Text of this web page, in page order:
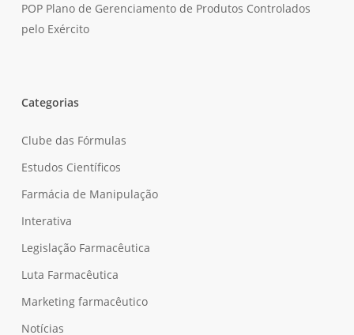
POP Plano de Gerenciamento de Produtos Controlados
pelo Exército
Categorias
Clube das Fórmulas
Estudos Científicos
Farmácia de Manipulação
Interativa
Legislação Farmacêutica
Luta Farmacêutica
Marketing farmacêutico
Notícias